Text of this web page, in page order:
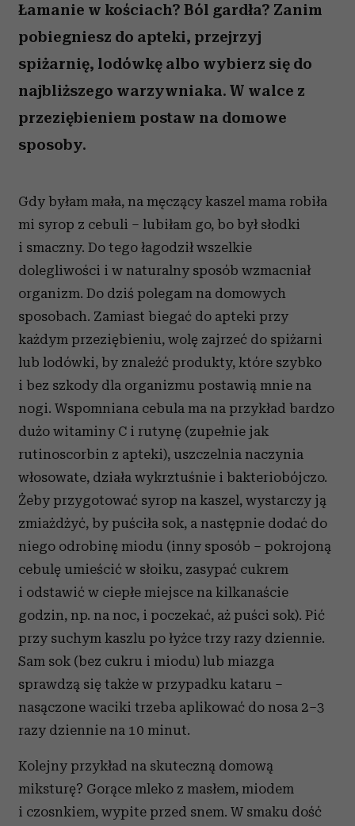
Łamanie w kościach? Ból gardła? Zanim
pobiegniesz do apteki, przejrzyj
spiżarnię, lodówkę albo wybierz się do
najbliższego warzywniaka. W walce z
przeziębieniem postaw na domowe
sposoby.
Gdy byłam mała, na męczący kaszel mama robiła
mi syrop z cebuli – lubiłam go, bo był słodki
i smaczny. Do tego łagodził wszelkie
dolegliwości i w naturalny sposób wzmacniał
organizm. Do dziś polegam na domowych
sposobach. Zamiast biegać do apteki przy
każdym przeziębieniu, wolę zajrzeć do spiżarni
lub lodówki, by znaleźć produkty, które szybko
i bez szkody dla organizmu postawią mnie na
nogi. Wspomniana cebula ma na przykład bardzo
dużo witaminy C i rutynę (zupełnie jak
rutinoscorbin z apteki), uszczelnia naczynia
włosowate, działa wykrztuśnie i bakteriobójczo.
Żeby przygotować syrop na kaszel, wystarczy ją
zmiażdżyć, by puściła sok, a następnie dodać do
niego odrobinę miodu (inny sposób – pokrojoną
cebulę umieścić w słoiku, zasypać cukrem
i odstawić w ciepłe miejsce na kilkanaście
godzin, np. na noc, i poczekać, aż puści sok). Pić
przy suchym kaszlu po łyżce trzy razy dziennie.
Sam sok (bez cukru i miodu) lub miazga
sprawdzą się także w przypadku kataru –
nasączone waciki trzeba aplikować do nosa 2–3
razy dziennie na 10 minut.
Kolejny przykład na skuteczną domową
miksturę? Gorące mleko z masłem, miodem
i czosnkiem, wypite przed snem. W smaku dość